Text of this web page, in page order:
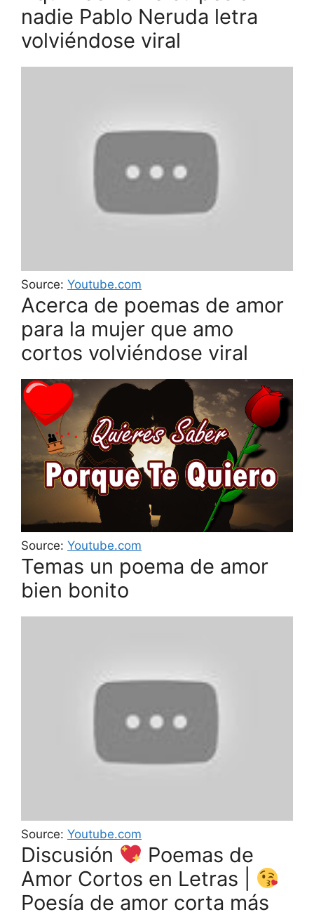
nadie Pablo Neruda letra
volviéndose viral
Source: Youtube.com
Acerca de poemas de amor
para la mujer que amo
cortos volviéndose viral
Source: Youtube.com
Temas un poema de amor
bien bonito
Source: Youtube.com
Discusión
Poemas de
Amor Cortos en Letras |
Poesía de amor corta más